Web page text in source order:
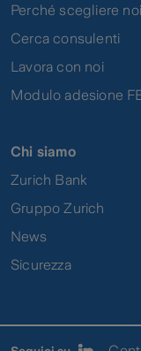
Perché scegliere noi
Cerca consulenti
Lavora con noi
Modulo adesione
Chi siamo
Zurich Bank
Gruppo Zurich
News
Sicurezza